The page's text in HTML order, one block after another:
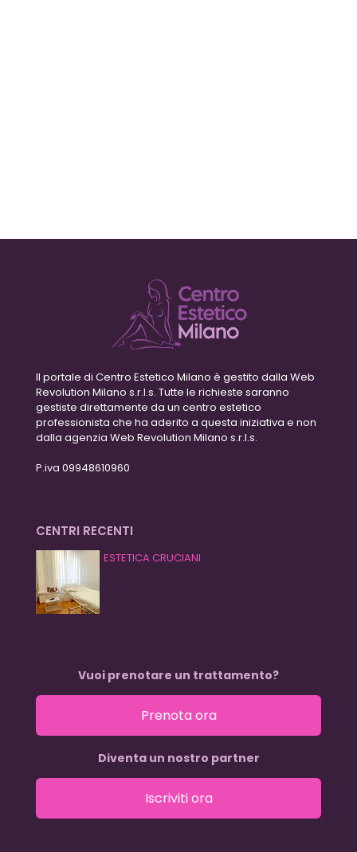
Il portale di Centro Estetico Milano è gestito dalla Web
Revolution Milano s.r.l.s. Tutte le richieste saranno
gestiste direttamente da un centro estetico
professionista che ha aderito a questa iniziativa e non
dalla agenzia Web Revolution Milano s.r.l.s.
P.iva 09948610960
CENTRI RECENTI
ESTETICA CRUCIANI
Vuoi prenotare un trattamento?
Prenota ora
Diventa un nostro partner
Iscriviti ora